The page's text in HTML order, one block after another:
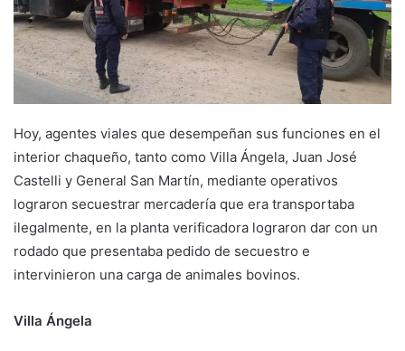
Hoy, agentes viales que desempeñan sus funciones en el
interior chaqueño, tanto como Villa Ángela, Juan José
Castelli y General San Martín, mediante operativos
lograron secuestrar mercadería que era transportaba
ilegalmente, en la planta verificadora lograron dar con un
rodado que presentaba pedido de secuestro e
intervinieron una carga de animales bovinos.
Villa Ángela